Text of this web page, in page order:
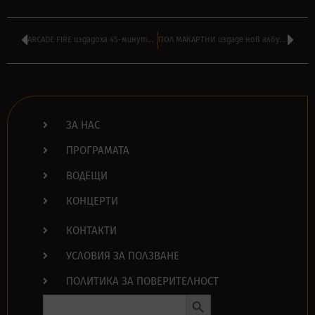
ARCADE FIRE издадоха 45-минутен инструментал ‘Memories of the Age of Anxiety’ ПОЛ МАКАРТНИ издаде нов албум с кавъри – ‘McCartney III Imagined’ – слушайте ТУК
ЗА НАС
ПРОГРАМАТА
ВОДЕЩИ
КОНЦЕРТИ
КОНТАКТИ
УСЛОВИЯ ЗА ПОЛЗВАНЕ
ПОЛИТИКА ЗА ПОВЕРИТЕЛНОСТ
Search
Search Button